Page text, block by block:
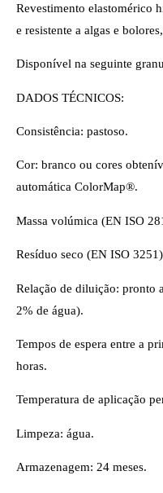
Revestimento elastomérico
e resistente a algas e
Disponível na seguinte
DADOS TÉCNICOS:
Consistência: pastoso.
Cor: branco ou cores
automática ColorMap®.
Massa volúmica (EN ISO
Resíduo seco (EN ISO
Relação de diluição: pronto
2% de água).
Tempos de espera entre a
horas.
Temperatura de aplicação
Limpeza: água.
Armazenagem: 24 meses.